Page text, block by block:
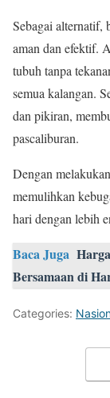
Sebagai alternatif,
aman dan efektif.
tubuh tanpa
semua kalangan.
dan pikiran,
pascaliburan.
Dengan
memulihkan
hari dengan lebih
Baca Juga
Bersamaan di
Categories: